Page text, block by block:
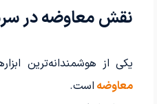
نقش معاوضه در
یکی از هوشمندانه‌ترین
معاوضه است.